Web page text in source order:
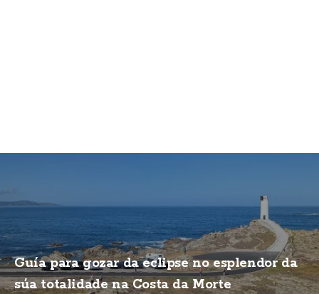
Guía para gozar da eclipse no esplendor da
súa totalidade na Costa da Morte